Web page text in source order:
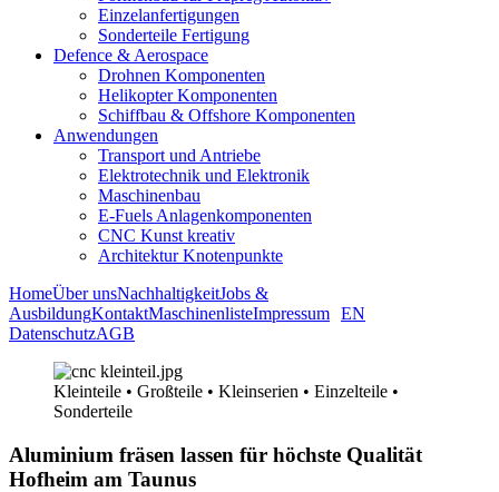
Einzelanfertigungen
Sonderteile Fertigung
Defence & Aerospace
Drohnen Komponenten
Helikopter Komponenten
Schiffbau & Offshore Komponenten
Anwendungen
Transport und Antriebe
Elektrotechnik und Elektronik
Maschinenbau
E-Fuels Anlagenkomponenten
CNC Kunst kreativ
Architektur Knotenpunkte
HomeÜber unsNachhaltigkeitJobs &
AusbildungKontaktMaschinenlisteImpressum EN
DatenschutzAGB
Kleinteile • Großteile • Kleinserien • Einzelteile •
Sonderteile
Aluminium fräsen lassen für höchste Qualität
Hofheim am Taunus